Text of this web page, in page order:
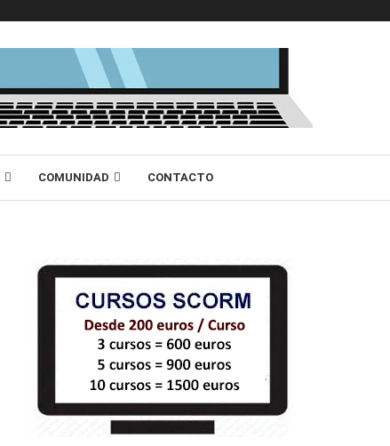
COMUNIDAD CONTACTO